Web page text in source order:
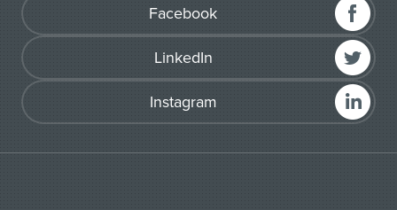
Facebook
LinkedIn
Instagram